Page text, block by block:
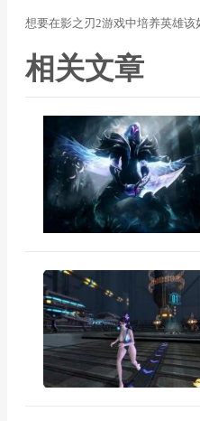
想要在影之刃2游戏中培养英雄该
相关文章